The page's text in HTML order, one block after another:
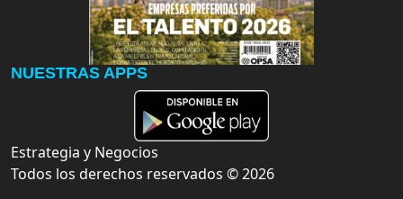
NUESTRAS APPS
Estrategia y Negocios
Todos los derechos reservados ©2026